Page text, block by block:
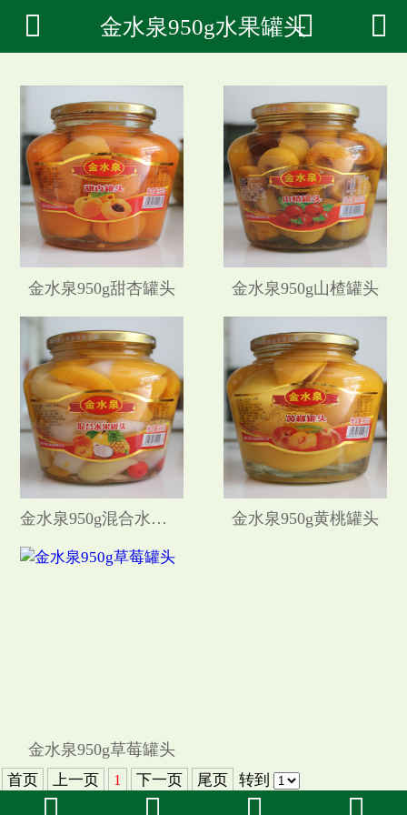
 首页
新闻中心
蜜玉系列
金水泉系列
荣誉资质
罐头百科
联系我们
 金水泉950g水果罐头 
金水泉950g甜杏罐头 金水泉950g山楂罐头
金水泉950g混合水果罐头 金水泉950g黄桃罐头
金水泉950g草莓罐头
首页 上一页 1 下一页 尾页 转到